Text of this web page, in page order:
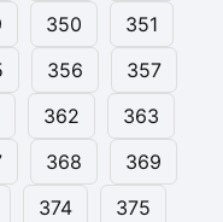
350
351
356
357
362
363
368
369
374
375